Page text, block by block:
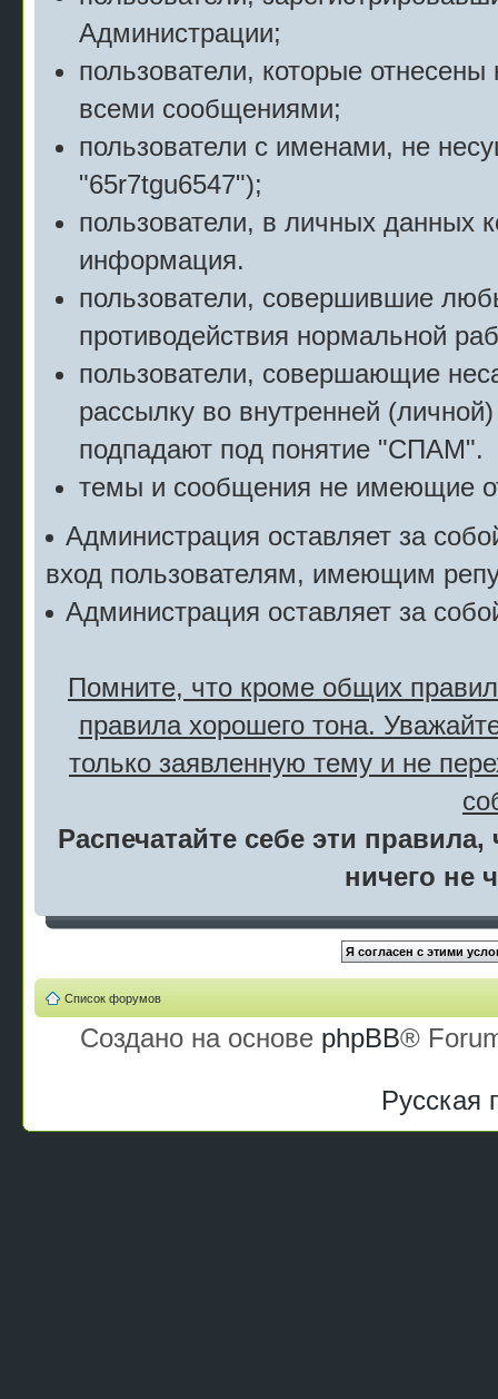
Администрации;
пользователи, которые
всеми сообщениями;
пользователи с именами, не
"65r7tgu6547");
пользователи, в личных данных
информация.
пользователи, совершившие
противодействия нормальной
пользователи, совершающие
рассылку во внутренней
подпадают под понятие "СПАМ".
темы и сообщения не имеющие
Администрация оставляет за
вход пользователям, имеющим
Администрация оставляет за
Помните, что кроме общих
правила хорошего тона.
только заявленную тему и не
Распечатайте себе эти
ничего не
Список форумов
Создано на основе phpBB®
Русская